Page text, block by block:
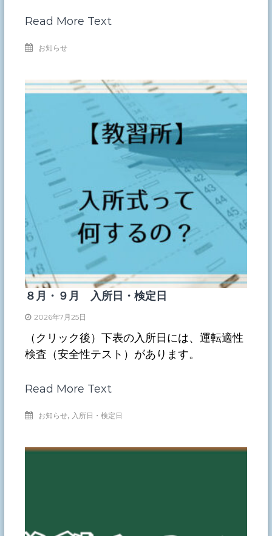
Read More Text
お知らせ
８月・９月 入所日・検定日
2026年7月25日
（クリック後）下表の入所日には、運転適性
検査（安全性テスト）があります。
Read More Text
お知らせ, 入所日・検定日